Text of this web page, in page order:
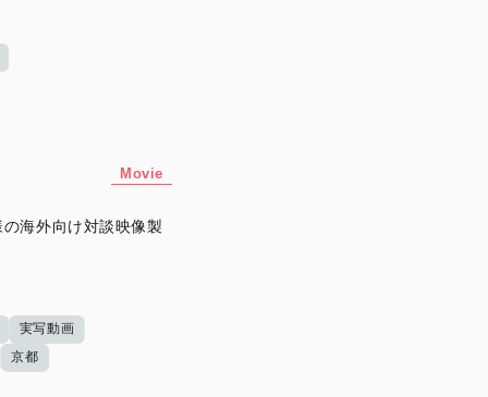
Movie
海外向け対談映像製
実写動画
京都